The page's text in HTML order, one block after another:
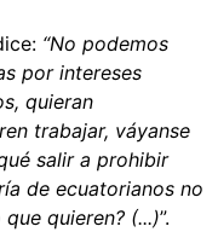
“No podemos
por intereses
quieran
trabajar, váyanse
salir a prohibir
de ecuatorianos no
quieren? (...)”.